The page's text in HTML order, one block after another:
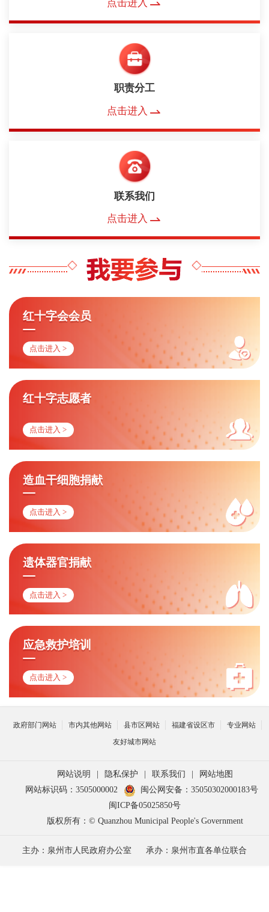
点击进入
职责分工
点击进入
联系我们
点击进入
红十字会会员
点击进入 >
红十字志愿者
点击进入 >
造血干细胞捐献
点击进入 >
遗体器官捐献
点击进入 >
应急救护培训
点击进入 >
政府部门网站 市内其他网站 县市区网站 福建省设区市
专业网站
友好城市网站
网站说明 隐私保护 联系我们
网站地图
网站标识码：3505000002
闽公网安备：35050302000183号
闽ICP备05025850号
版权所有：© Quanzhou Municipal People's Government
主办：泉州市人民政府办公室 承办：泉州市直各单位联合